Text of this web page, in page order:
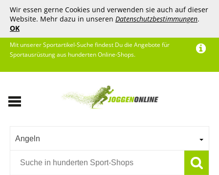
Wir essen gerne Cookies und verwenden sie auch auf dieser
Website. Mehr dazu in unseren Datenschutzbestimmungen.
OK
Mit unserer Sportartikel-Suche findest Du die Angebote für
Sportausrüstung aus hunderten Online-Shops.
Angeln